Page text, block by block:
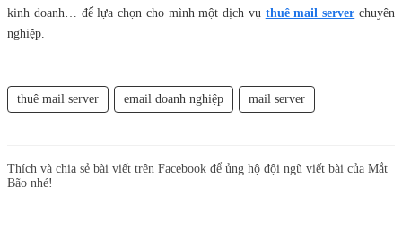
kinh doanh… để lựa chọn cho mình một dịch vụ thuê mail server chuyên
nghiệp.
thuê mail server email doanh nghiệp mail server
Thích và chia sẻ bài viết trên Facebook để ủng hộ đội ngũ viết bài của Mắt
Bão nhé!